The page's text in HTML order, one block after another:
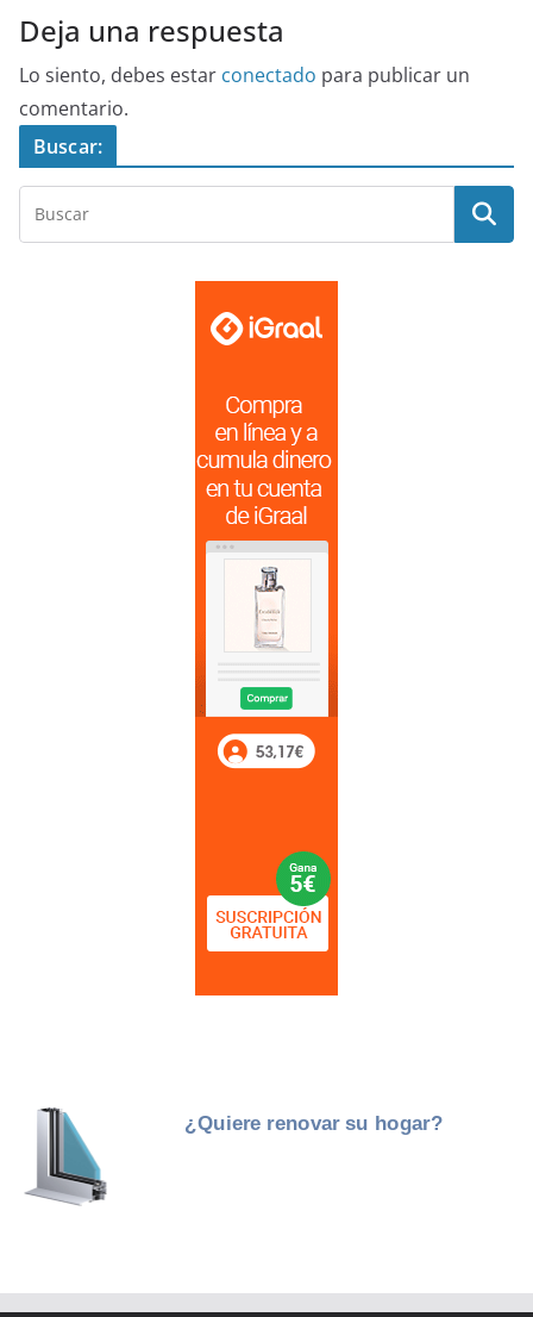
Deja una respuesta
Lo siento, debes estar conectado para publicar un
comentario.
Buscar: